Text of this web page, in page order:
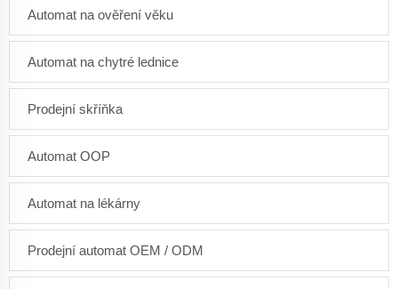
Automat na ověření věku
Automat na chytré lednice
Prodejní skříňka
Automat OOP
Automat na lékárny
Prodejní automat OEM / ODM